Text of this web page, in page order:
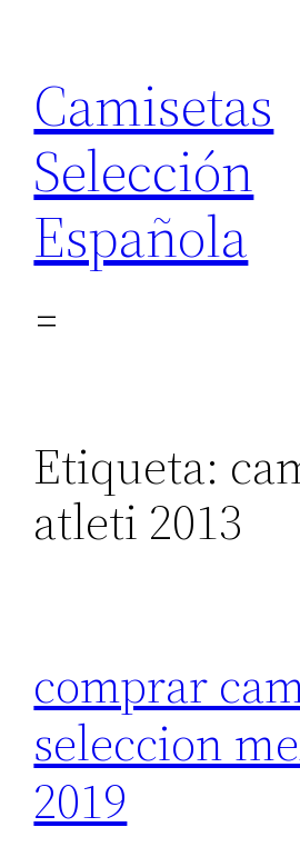
contenido
Camisetas
Selección
Española
Etiqueta:
atleti 2013
comprar
seleccion
2019